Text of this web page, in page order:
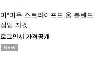
미*미우 스트라이프드 울 블렌드
집업 자켓
로그인시 가격공개
NEW